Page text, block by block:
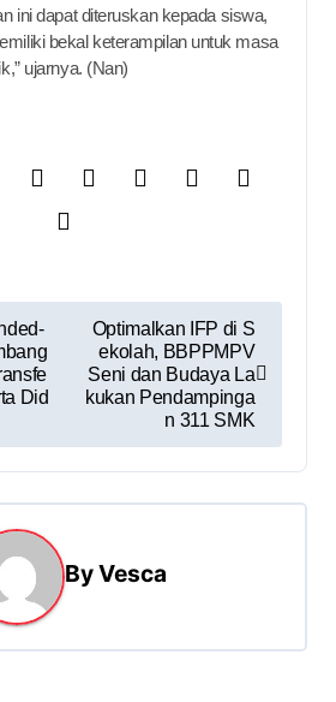
ini dapat diteruskan kepada siswa,
bekal keterampilan untuk masa
ujarnya. (Nan)
Did
Optimalkan IFP di S
ekolah, BBPPMPV
Seni dan Budaya La
kukan Pendampinga
n 311 SMK
ByVesca